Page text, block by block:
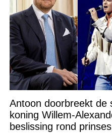
Antoon doorbreekt de
koning Willem-
beslissing rond